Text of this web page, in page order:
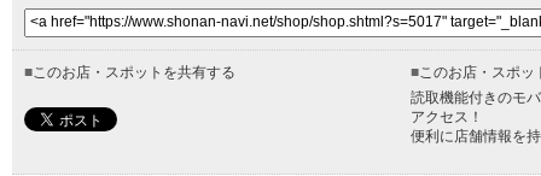
■ このお店・スポットを共有する ■ このお店・スポ
読取機能付きのモ
アクセス！
便利に店舗情報を